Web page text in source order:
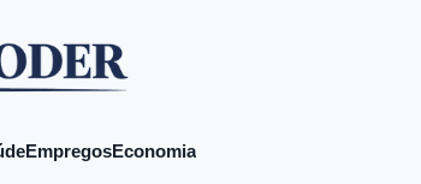
EmpregosEconomia